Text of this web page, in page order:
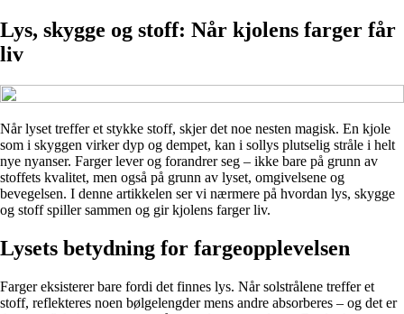
Lys, skygge og stoff: Når kjolens farger får
liv
Når lyset treffer et stykke stoff, skjer det noe nesten magisk. En kjole
som i skyggen virker dyp og dempet, kan i sollys plutselig stråle i helt
nye nyanser. Farger lever og forandrer seg – ikke bare på grunn av
stoffets kvalitet, men også på grunn av lyset, omgivelsene og
bevegelsen. I denne artikkelen ser vi nærmere på hvordan lys, skygge
og stoff spiller sammen og gir kjolens farger liv.
Lysets betydning for fargeopplevelsen
Farger eksisterer bare fordi det finnes lys. Når solstrålene treffer et
stoff, reflekteres noen bølgelengder mens andre absorberes – og det er